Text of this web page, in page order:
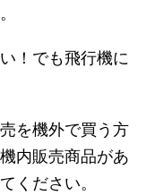
！でも飛行機に
を機外で買う方
内販売商品があ
ください。